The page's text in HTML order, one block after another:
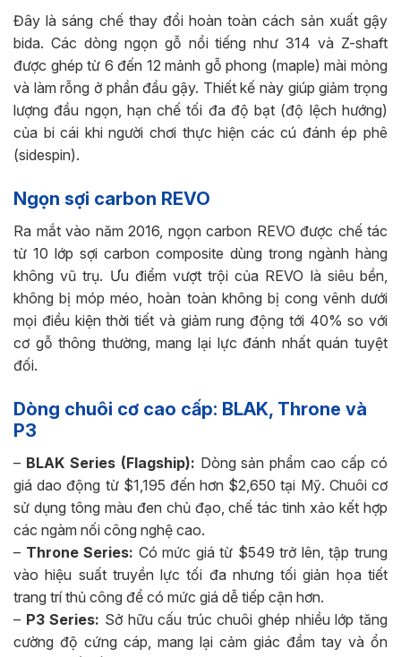
Đây là sáng chế thay đổi hoàn toàn cách sản xuất gậy
bida. Các dòng ngọn gỗ nổi tiếng như 314 và Z-shaft
được ghép từ 6 đến 12 mảnh gỗ phong (maple) mài mỏng
và làm rỗng ở phần đầu gậy. Thiết kế này giúp giảm trọng
lượng đầu ngọn, hạn chế tối đa độ bạt (độ lệch hướng)
của bi cái khi người chơi thực hiện các cú đánh ép phê
(sidespin).
Ngọn sợi carbon REVO
Ra mắt vào năm 2016, ngọn carbon REVO được chế tác
từ 10 lớp sợi carbon composite dùng trong ngành hàng
không vũ trụ. Ưu điểm vượt trội của REVO là siêu bền,
không bị móp méo, hoàn toàn không bị cong vênh dưới
mọi điều kiện thời tiết và giảm rung động tới 40% so với
cơ gỗ thông thường, mang lại lực đánh nhất quán tuyệt
đối.
Dòng chuôi cơ cao cấp: BLAK, Throne và
P3
– BLAK Series (Flagship): Dòng sản phẩm cao cấp có
giá dao động từ $1,195 đến hơn $2,650 tại Mỹ. Chuôi cơ
sử dụng tông màu đen chủ đạo, chế tác tinh xảo kết hợp
các ngàm nối công nghệ cao.
– Throne Series: Có mức giá từ $549 trở lên, tập trung
vào hiệu suất truyền lực tối đa nhưng tối giản họa tiết
trang trí thủ công để có mức giá dễ tiếp cận hơn.
– P3 Series: Sở hữu cấu trúc chuôi ghép nhiều lớp tăng
cường độ cứng cáp, mang lại cảm giác đầm tay và ổn